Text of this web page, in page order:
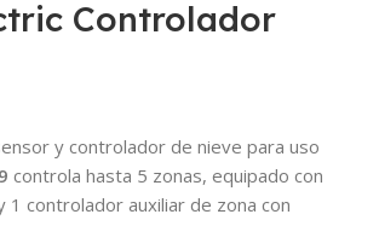
Controlador
y controlador de nieve para uso
controla hasta 5 zonas, equipado con
controlador auxiliar de zona con